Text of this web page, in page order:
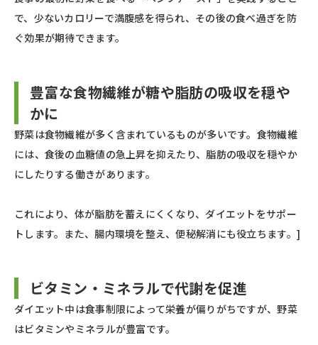
で、少ないカロリーで満腹感を得られ、その後の食べ過ぎを防
ぐ効果が期待できます。
豊富な食物繊維が糖や脂肪の吸収を穏や
かに
野菜は食物繊維が多く含まれているものが多いです。食物繊維
には、食後の血糖値の急上昇を抑えたり、脂肪の吸収を穏やか
にしたりする働きがあります。
これにより、体が脂肪を蓄えにくくなり、ダイエットをサポー
トします。また、腸内環境を整え、便秘解消にも役立ちます。]
ビタミン・ミネラルで代謝を促進
ダイエット中は食事制限によって栄養が偏りがちですが、野菜
はビタミンやミネラルが豊富です。